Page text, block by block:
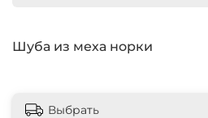
Шуба из меха норки
Выбрать